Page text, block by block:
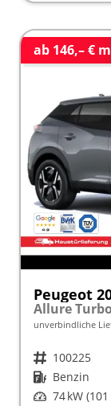
ab 146,– €
Peugeot
unverbindliche
Fahrzeugnr. 100225
Kraftstoff Benzin
Leistung 74 kW (101